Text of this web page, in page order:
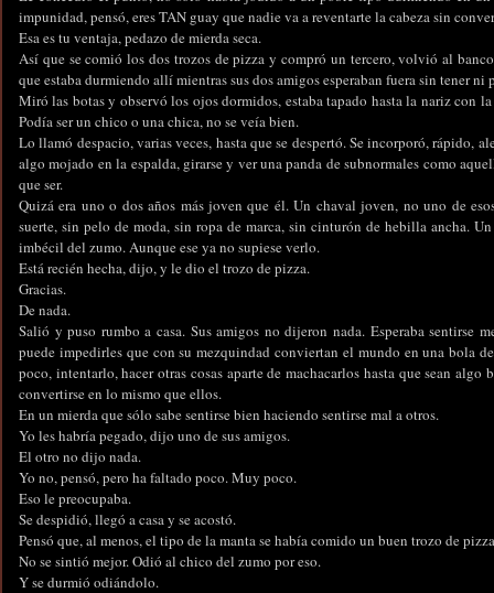
impunidad, pensó, eres TAN guay que nadie va a reventarte la cabeza sin
Esa es tu ventaja, pedazo de mierda seca.
Así que se comió los dos trozos de pizza y compró un tercero, volvió al
que estaba durmiendo allí mientras sus dos amigos esperaban fuera sin tener ni
Miró las botas y observó los ojos dormidos, estaba tapado hasta la nariz con
Podía ser un chico o una chica, no se veía bien.
Lo llamó despacio, varias veces, hasta que se despertó. Se incorporó, rápido,
algo mojado en la espalda, girarse y ver una panda de subnormales como
que ser.
Quizá era uno o dos años más joven que él. Un chaval joven, no uno de
suerte, sin pelo de moda, sin ropa de marca, sin cinturón de hebilla ancha.
imbécil del zumo. Aunque ese ya no supiese verlo.
Está recién hecha, dijo, y le dio el trozo de pizza.
Gracias.
De nada.
Salió y puso rumbo a casa. Sus amigos no dijeron nada. Esperaba sentirse
puede impedirles que con su mezquindad conviertan el mundo en una bola
poco, intentarlo, hacer otras cosas aparte de machacarlos hasta que sean algo
convertirse en lo mismo que ellos.
En un mierda que sólo sabe sentirse bien haciendo sentirse mal a otros.
Yo les habría pegado, dijo uno de sus amigos.
El otro no dijo nada.
Yo no, pensó, pero ha faltado poco. Muy poco.
Eso le preocupaba.
Se despidió, llegó a casa y se acostó.
Pensó que, al menos, el tipo de la manta se había comido un buen trozo de
No se sintió mejor. Odió al chico del zumo por eso.
Y se durmió odiándolo.